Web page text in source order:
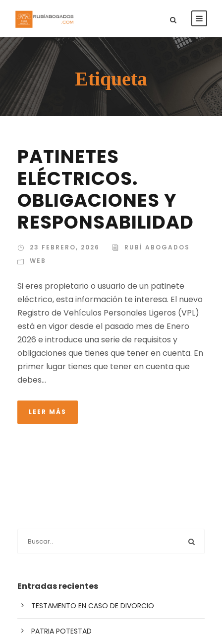
Etiqueta
PATINETES
ELÉCTRICOS.
OBLIGACIONES Y
RESPONSABILIDAD
23 FEBRERO, 2026
RUBÍ ABOGADOS
WEB
Si eres propietario o usuario de un patinete
eléctrico, esta información te interesa. El nuevo
Registro de Vehículos Personales Ligeros (VPL)
está en vigor desde el pasado mes de Enero
2026 e introduce una serie de requisitos y
obligaciones que tienes que tener en cuenta. En
primer lugar tienes que tener en cuenta que
debes...
LEER MÁS
Entradas recientes
TESTAMENTO EN CASO DE DIVORCIO
PATRIA POTESTAD